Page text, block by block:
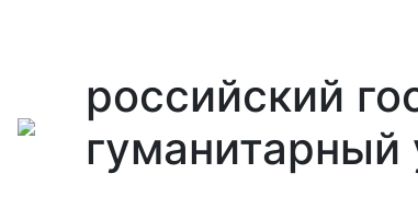
российский
гуманитарный